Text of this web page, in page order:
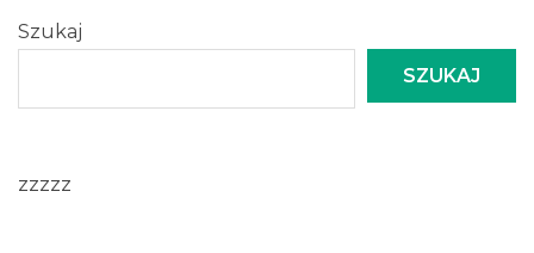
Szukaj
SZUKAJ
zzzzz